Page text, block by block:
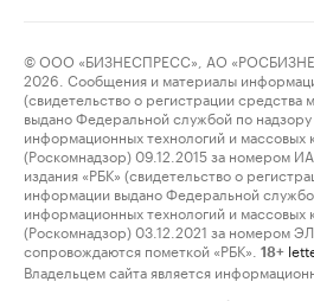
© ООО «БИЗНЕСПРЕСС», АО
2026. Сообщения и материалы
(свидетельство о регистрации
выдано Федеральной службой по надзору
информационных технологий и массовых
(Роскомнадзор) 09.12.2015 за номером
издания «РБК» (свидетельство о
информации выдано Федеральной
информационных технологий и массовых
(Роскомнадзор) 03.12.2021 за номером
сопровождаются пометкой «РБК».
18+
Владельцем сайта является